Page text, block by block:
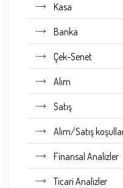
Kasa
Banka
Çek-Senet
Alım
Satış
Alım/Satış
Finansal Analizler
Ticari Analizler